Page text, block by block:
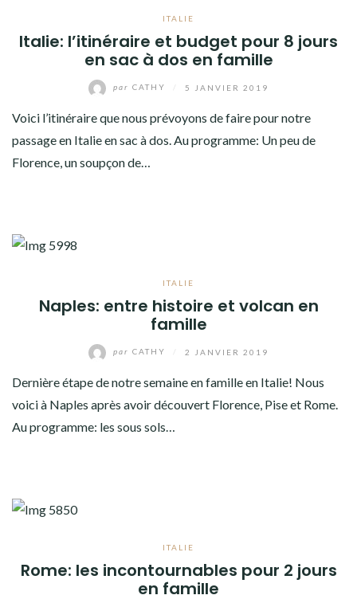
ITALIE
Italie: l’itinéraire et budget pour 8 jours
en sac à dos en famille
par CATHY 5 JANVIER 2019
Voici l’itinéraire que nous prévoyons de faire pour notre
passage en Italie en sac à dos. Au programme: Un peu de
Florence, un soupçon de…
ITALIE
Naples: entre histoire et volcan en
famille
par CATHY 2 JANVIER 2019
Dernière étape de notre semaine en famille en Italie! Nous
voici à Naples après avoir découvert Florence, Pise et Rome.
Au programme: les sous sols…
ITALIE
Rome: les incontournables pour 2 jours
en famille